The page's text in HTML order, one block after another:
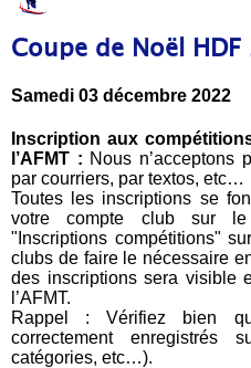
Coupe de Noël HDF
Samedi 03 décembre 2022
Inscription aux
l’AFMT : Nous n’acceptons
par courriers, par textos, etc…
Toutes les inscriptions se
votre compte club sur
"Inscriptions compétitions"
clubs de faire le nécessaire
des inscriptions sera visible
l’AFMT.
Rappel : Vérifiez bien
correctement
catégories, etc…).